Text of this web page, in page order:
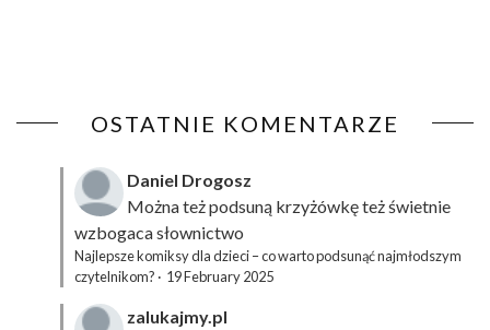
OSTATNIE KOMENTARZE
Daniel Drogosz
Można też podsuną krzyżówkęteż świetnie
wzbogaca słownictwo
Najlepsze komiksy dla dzieci – co warto podsunąć najmłodszym
czytelnikom? · 19 February 2025
zalukajmy.pl